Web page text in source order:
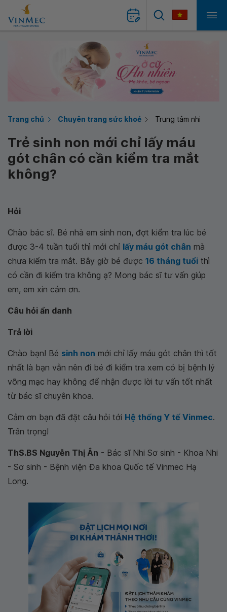
Trang chủ Chuyên trang sức khoẻ Trung tâm nhi
Trẻ sinh non mới chỉ lấy máu
gót chân có cần kiểm tra mắt
không?
Hỏi
Chào bác sĩ. Bé nhà em sinh non, đợt kiểm tra lúc bé
được 3-4 tuần tuổi thì mới chỉ lấy máu gót chân mà
chưa kiểm tra mắt. Bây giờ bé được 16 tháng tuổi thì
có cần đi kiểm tra không ạ? Mong bác sĩ tư vấn giúp
em, em xin cảm ơn.
Câu hỏi ẩn danh
Trả lời
Chào bạn! Bé sinh non mới chỉ lấy máu gót chân thì tốt
nhất là bạn vẫn nên đi bé đi kiểm tra xem có bị bệnh lý
võng mạc hay không để nhận được lời tư vấn tốt nhất
từ bác sĩ chuyên khoa.
Cảm ơn bạn đã đặt câu hỏi tới Hệ thống Y tế Vinmec.
Trân trọng!
ThS.BS Nguyễn Thị Ân - Bác sĩ Nhi Sơ sinh - Khoa Nhi
- Sơ sinh - Bệnh viện Đa khoa Quốc tế Vinmec Hạ
Long.